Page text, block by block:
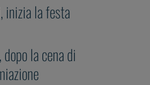
inizia la festa
la cena di